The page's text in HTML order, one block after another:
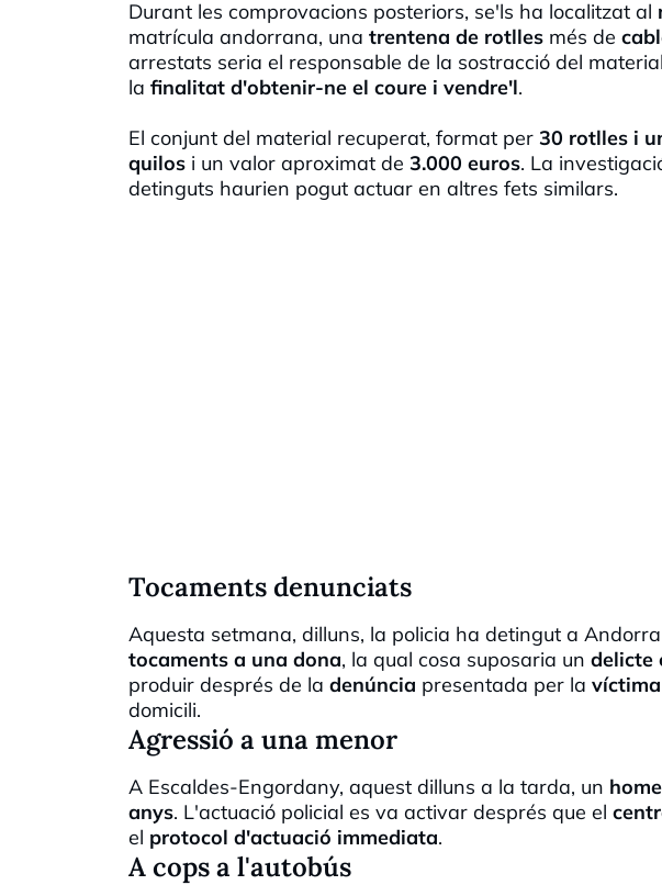
Durant les comprovacions posteriors, se'ls ha localitzat al
matrícula andorrana, una trentena de rotlles més de
arrestats seria el responsable de la sostracció del
la finalitat d'obtenir-ne el coure i vendre'l.
El conjunt del material recuperat, format per 30 rotlles i
quilos i un valor aproximat de 3.000 euros. La
detinguts haurien pogut actuar en altres fets similars.
Tocaments denunciats
Aquesta setmana, dilluns, la policia ha detingut a
tocaments a una dona, la qual cosa suposaria un delicte
produir després de la denúncia presentada per la víctima
domicili.
Agressió a una menor
A Escaldes-Engordany, aquest dilluns a la tarda, un
anys. L'actuació policial es va activar després que el
el protocol d'actuació immediata.
A cops a l'autobús